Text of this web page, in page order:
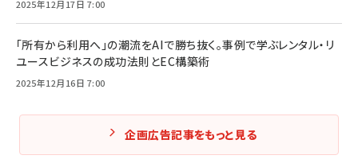
2025年12月17日 7:00
「所有から利用へ」の潮流をAIで勝ち抜く。事例で学ぶレンタル・リ
ユースビジネスの成功法則とEC構築術
2025年12月16日 7:00
企画広告記事をもっと見る